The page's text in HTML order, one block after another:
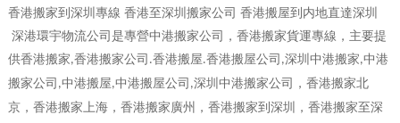
香港搬家到深圳專線 香港至深圳搬家公司 香港搬屋到内地直達深圳
深港環宇物流公司是專營中港搬家公司，香港搬家貨運專線，主要提
供香港搬家,香港搬家公司 .香港搬屋.香港搬屋公司 ,深圳中港搬家,中港
搬家公司 ,中港搬屋,中港搬屋公司 ,深圳中港搬家公司，香港搬家北
京，香港搬家上海，香港搬家廣州，香港搬家到深圳，香港搬家至深